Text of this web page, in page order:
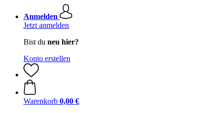
Anmelden
Jetzt anmelden
Bist du neu hier?
Konto erstellen
Warenkorb 0,00 €